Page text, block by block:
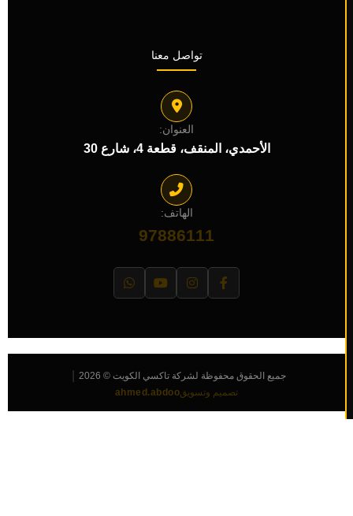
تواصل معنا
العنوان:
الأحمدي، المنقف، قطعة 4، شارع 30
الهاتف:
97886111
جميع الحقوق محفوظة لشركة تاكسي الكويت © 2026 |
تصميم وتسويقahmed.abdoo